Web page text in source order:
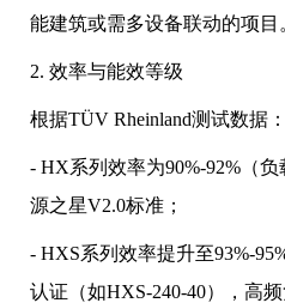
能建筑或需多设备联动的项目
2. 效率与能效等级
根据TÜV Rheinland测试数据：
- HX系列效率为90%-92%（
源之星V2.0标准；
- HXS系列效率提升至93%-
认证（如HXS-240-40），高